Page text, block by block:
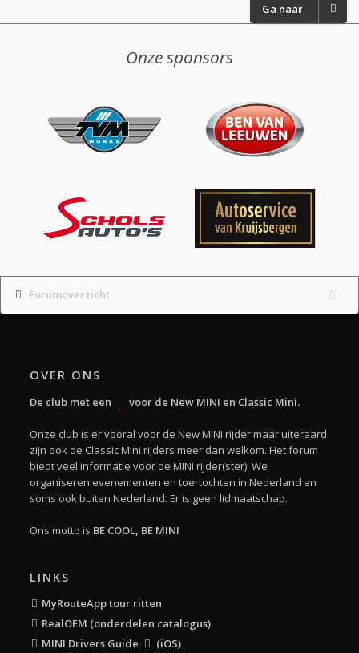
Ga naar
Onze sponsors
Forumoverzicht
OVER ONS
De club met een voor de New MINI en Classic Mini.
Onze club is er vooral voor de New MINI rijder maar uiteraard
zijn ook de Classic Mini rijders meer dan welkom. Het forum
biedt veel informatie voor de MINI rijder(ster). We
organiseren evenementen en toertochten in Nederland en
soms ook buiten Nederland. Er is geen lidmaatschap.
Ons motto is BE COOL, BE MINI
LINKS
MyRouteApp tour ritten
RealOEM (onderdelen catalogus)
MINI Drivers Guide
(iOS)